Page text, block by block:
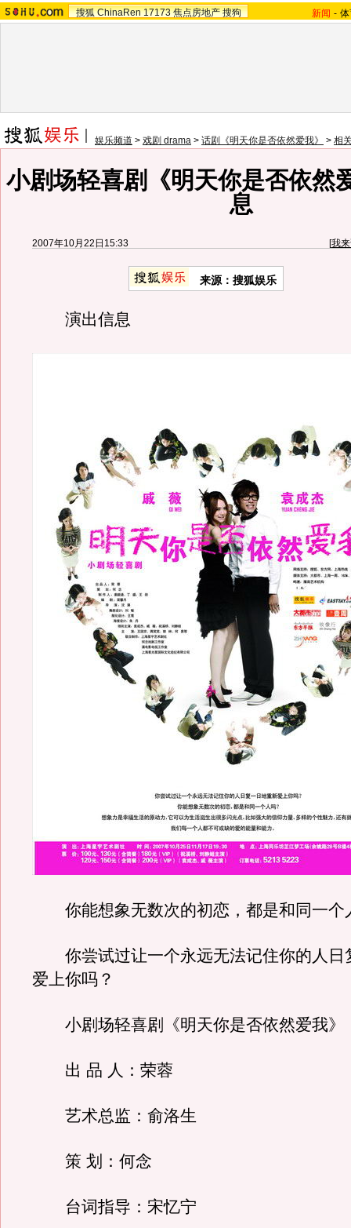
搜狐 ChinaRen 17173 焦点房地产 搜狗 新闻 -
娱乐频道 > 戏剧 drama > 话剧《明天你是否依然爱我》 > 相
小剧场轻喜剧《明天你是否依然
息
2007年10月22日15:33 [我
来源：搜狐娱乐
演出信息
你能想象无数次的初恋，都是和同一个
你尝试过让一个永远无法记住你的人日
爱上你吗？
小剧场轻喜剧《明天你是否依然爱我》
出 品 人：荣蓉
艺术总监：俞洛生
策 划：何念
台词指导：宋忆宁